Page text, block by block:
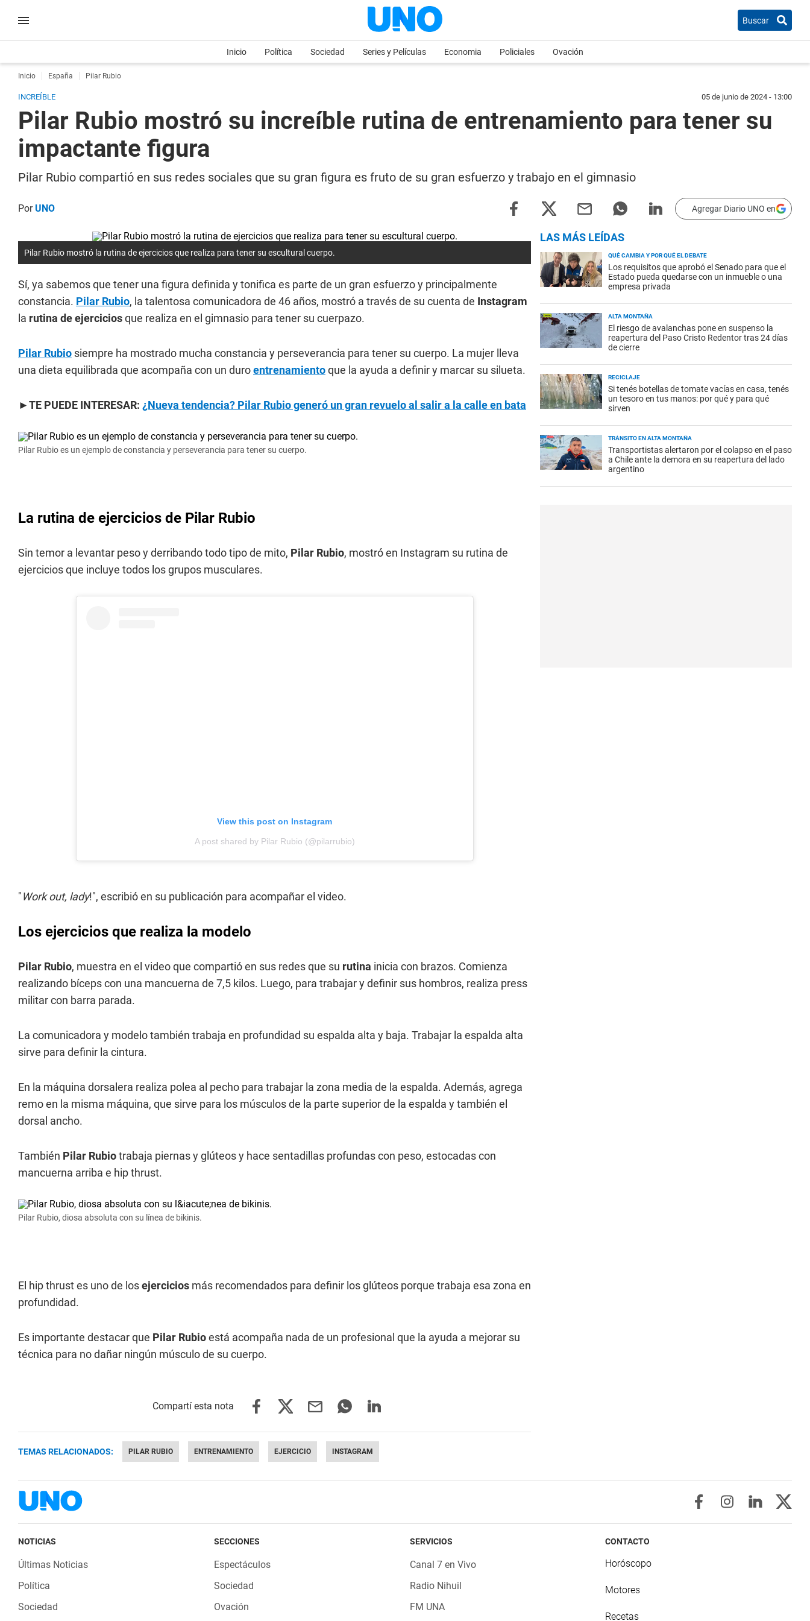
Buscar
Inicio Política Sociedad Series y Películas Economia Policiales Ovación
Inicio España Pilar Rubio
INCREÍBLE 05 de junio de 2024 - 13:00
Pilar Rubio mostró su increíble rutina de entrenamiento para tener su
impactante figura
Pilar Rubio compartió en sus redes sociales que su gran figura es fruto de su gran esfuerzo y trabajo en el gimnasio
PorUNO Agregar Diario UNO en
Pilar Rubio mostró la rutina de ejercicios que realiza para tener su escultural cuerpo.
Sí, ya sabemos que tener una figura definida y tonifica es parte de un gran esfuerzo y principalmente
constancia. Pilar Rubio, la talentosa comunicadora de 46 años, mostró a través de su cuenta de Instagram
la rutina de ejerciciosque realiza en el gimnasio para tener su cuerpazo.
Pilar Rubio siempre ha mostrado mucha constancia y perseverancia para tener su cuerpo. La mujer lleva
una dieta equilibrada que acompaña con un duroentrenamientoque la ayuda a definir y marcar su silueta.
►TE PUEDE INTERESAR: ¿Nueva tendencia? Pilar Rubio generó un gran revuelo al salir a la calle en bata
Pilar Rubio es un ejemplo de constancia y perseverancia para tener su cuerpo.
La rutina de ejercicios de Pilar Rubio
Sin temor a levantar peso y derribando todo tipo de mito, Pilar Rubio, mostró en Instagram su rutina de
ejercicios que incluye todos los grupos musculares.
View this post on Instagram
A post shared by Pilar Rubio (@pilarrubio)
"Work out, lady!", escribió en su publicación para acompañar el video.
Los ejercicios que realiza la modelo
Pilar Rubio, muestra en el video que compartió en sus redes que su rutina inicia con brazos. Comienza
realizando bíceps con una mancuerna de 7,5 kilos. Luego, para trabajar y definir sus hombros, realiza press
militar con barra parada.
La comunicadora y modelo también trabaja en profundidad su espalda alta y baja. Trabajar la espalda alta
sirve para definir la cintura.
En la máquina dorsalera realiza polea al pecho para trabajar la zona media de la espalda. Además, agrega
remo en la misma máquina, que sirve para los músculos de la parte superior de la espalda y también el
dorsal ancho.
También Pilar Rubiotrabaja piernas y glúteos y hace sentadillas profundas con peso, estocadas con
mancuerna arriba e hip thrust.
Pilar Rubio, diosa absoluta con su línea de bikinis.
El hip thrust es uno de losejercicios más recomendados para definir los glúteos porque trabaja esa zona en
profundidad.
Es importante destacar que Pilar Rubioestá acompaña nada de un profesional que la ayuda a mejorar su
técnica para no dañar ningún músculo de su cuerpo.
TEMAS RELACIONADOS: PILAR RUBIO ENTRENAMIENTO EJERCICIO INSTAGRAM
LAS MÁS LEÍDAS
QUÉ CAMBIA Y POR QUÉ EL DEBATE
Los requisitos que aprobó el Senado para que el
Estado pueda quedarse con un inmueble o una
empresa privada
ALTA MONTAÑA
El riesgo de avalanchas pone en suspenso la
reapertura del Paso Cristo Redentor tras 24 días
de cierre
RECICLAJE
Si tenés botellas de tomate vacías en casa, tenés
un tesoro en tus manos: por qué y para qué
sirven
TRÁNSITO EN ALTA MONTAÑA
Transportistas alertaron por el colapso en el paso
a Chile ante la demora en su reapertura del lado
argentino
NOTICIAS
Últimas Noticias
Política
Sociedad
SECCIONES
Espectáculos
Sociedad
Ovación
SERVICIOS
Canal 7 en Vivo
Radio Nihuil
FM UNA
CONTACTO
Horóscopo
Motores
Recetas